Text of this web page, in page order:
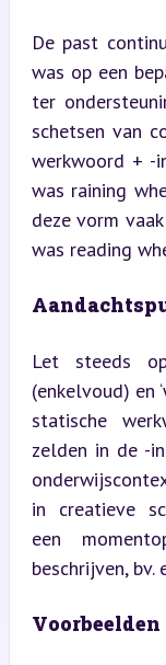
De past
was op een
ter
schetsen van
werkwoord + -
was raining
deze vorm
was reading
Let steeds
(enkelvoud) en
statische
zelden in de -
in creatieve
een
beschrijven, bv.
Voorbeelden